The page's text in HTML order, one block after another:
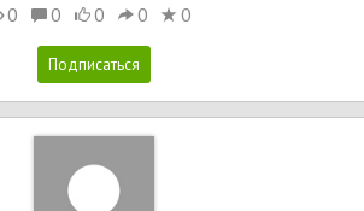
0
0 0 0 0